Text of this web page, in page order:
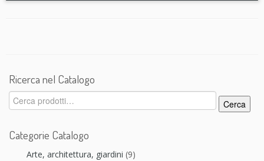
Ricerca nel Catalogo
Cerca:
Cerca
Categorie Catalogo
Arte, architettura, giardini (9)